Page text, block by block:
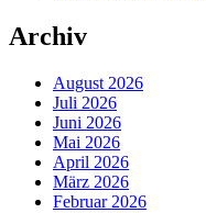
Archiv
August 2026
Juli 2026
Juni 2026
Mai 2026
April 2026
März 2026
Februar 2026